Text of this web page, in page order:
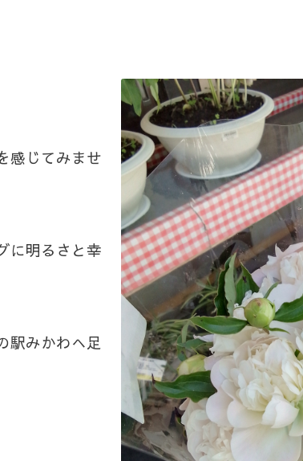
感じてみませ
に明るさと幸
駅みかわへ足